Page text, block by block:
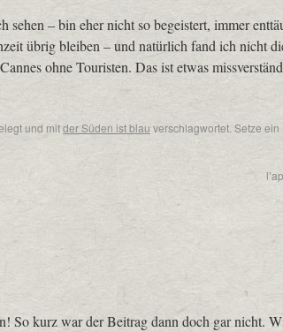
sehen – bin eher nicht so begeistert, immer
übrig bleiben – und natürlich fand ich nicht
ohne Touristen. Das ist etwas
und mitder Süden ist blau verschlagwortet. Setze
So kurz war der Beitrag dann doch gar nicht.